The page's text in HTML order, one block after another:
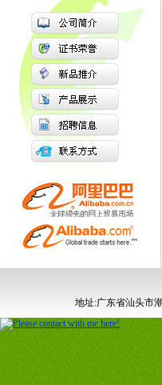
地址:广东省汕头市